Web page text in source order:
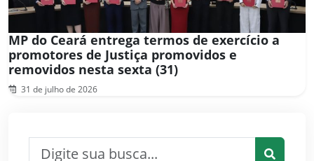
MP do Ceará entrega termos de exercício a
promotores de Justiça promovidos e
removidos nesta sexta (31)
31 de julho de 2026